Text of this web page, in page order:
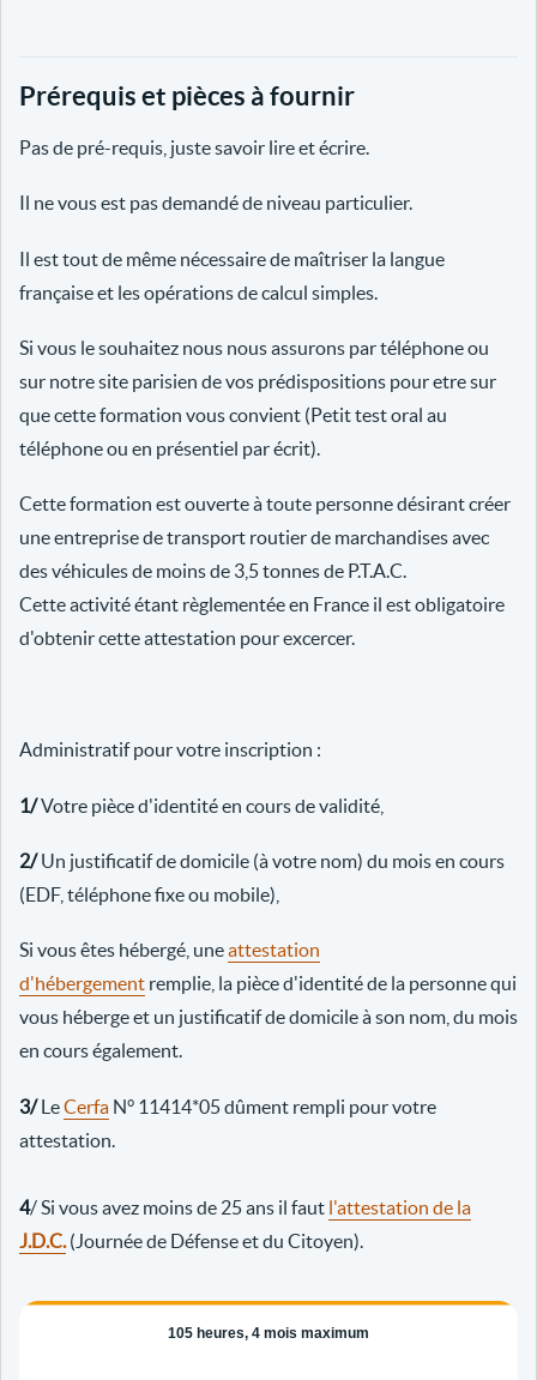
Prérequis et pièces à fournir
Pas de pré-requis, juste savoir lire et écrire.
Il ne vous est pas demandé de niveau particulier.
Il est tout de même nécessaire de maîtriser la langue
française et les opérations de calcul simples.
Si vous le souhaitez nous nous assurons par téléphone ou
sur notre site parisien de vos prédispositions pour etre sur
que cette formation vous convient (Petit test oral au
téléphone ou en présentiel par écrit).
Cette formation est ouverte à toute personne désirant créer
une entreprise de transport routier de marchandises avec
des véhicules de moins de 3,5 tonnes de P.T.A.C.
Cette activité étant règlementée en France il est obligatoire
d'obtenir cette attestation pour excercer.
Administratif pour votre inscription :
1/Votre pièce d'identité en cours de validité,
2/Un justificatif de domicile (à votre nom) du mois en cours
(EDF, téléphone fixe ou mobile),
Si vous êtes hébergé, uneattestation
d'hébergement remplie, la pièce d'identité de la personne qui
vous héberge et un justificatif de domicile à son nom, du mois
en cours également.
3/LeCerfa N° 11414*05 dûment rempli pour votre
attestation.
4/ Si vous avez moins de 25 ans il faut l'attestation de la
J.D.C.(Journée de Défense et du Citoyen).